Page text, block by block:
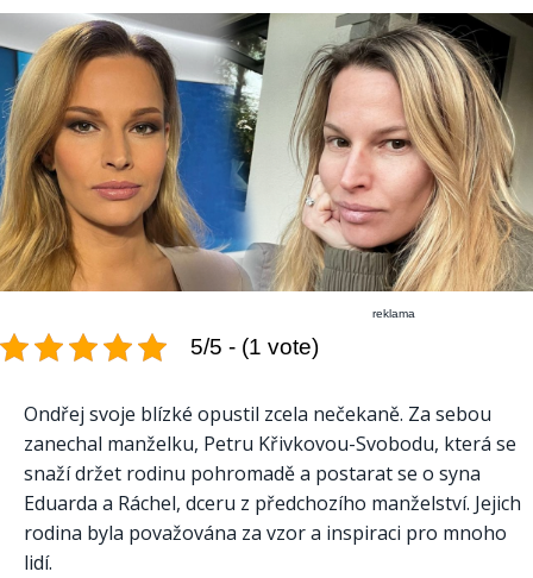
reklama
5/5 - (1 vote)
Ondřej svoje blízké opustil zcela nečekaně. Za sebou
zanechal manželku, Petru Křivkovou-Svobodu, která se
snaží držet rodinu pohromadě a postarat se o syna
Eduarda a Ráchel, dceru z předchozího manželství. Jejich
rodina byla považována za vzor a inspiraci pro mnoho
lidí.